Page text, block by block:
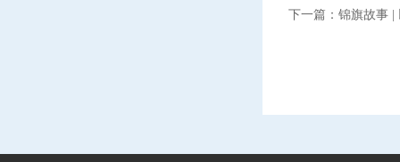
下一篇： 锦旗故事 |